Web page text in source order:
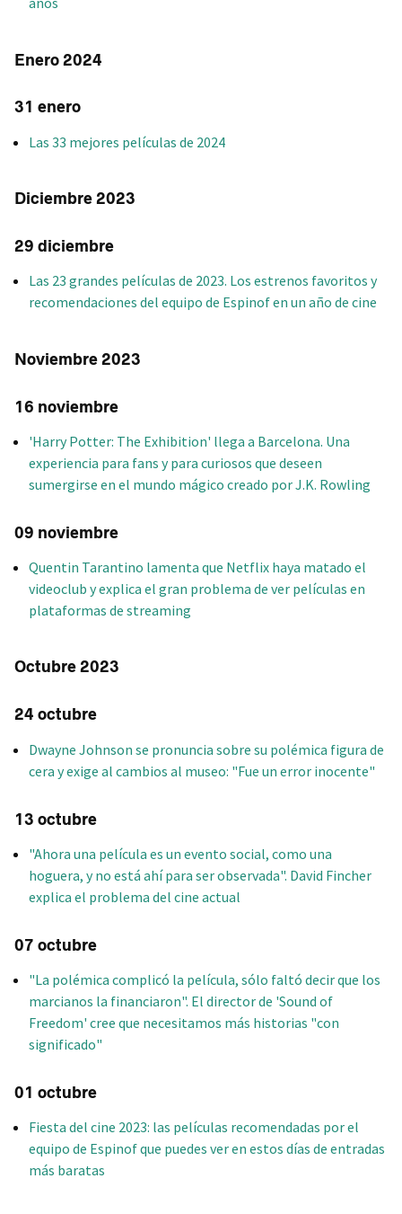
Enero 2024
31 enero
Las 33 mejores películas de 2024
Diciembre 2023
29 diciembre
Las 23 grandes películas de 2023. Los estrenos favoritos y
recomendaciones del equipo de Espinof en un año de cine
Noviembre 2023
16 noviembre
'Harry Potter: The Exhibition' llega a Barcelona. Una
experiencia para fans y para curiosos que deseen
sumergirse en el mundo mágico creado por J.K. Rowling
09 noviembre
Quentin Tarantino lamenta que Netflix haya matado el
videoclub y explica el gran problema de ver películas en
plataformas de streaming
Octubre 2023
24 octubre
Dwayne Johnson se pronuncia sobre su polémica figura de
cera y exige al cambios al museo: "Fue un error inocente"
13 octubre
"Ahora una película es un evento social, como una
hoguera, y no está ahí para ser observada". David Fincher
explica el problema del cine actual
07 octubre
"La polémica complicó la película, sólo faltó decir que los
marcianos la financiaron". El director de 'Sound of
Freedom' cree que necesitamos más historias "con
significado"
01 octubre
Fiesta del cine 2023: las películas recomendadas por el
equipo de Espinof que puedes ver en estos días de entradas
más baratas